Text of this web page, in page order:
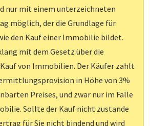
nur mit einem unterzeichneten
möglich, der die Grundlage für
den Kauf einer Immobilie bildet.
mit dem Gesetz über die
von Immobilien. Der Käufer zahlt
in Höhe von 3%
Preises, und zwar nur im Falle
Sollte der Kauf nicht zustande
für Sie nicht bindend und wird